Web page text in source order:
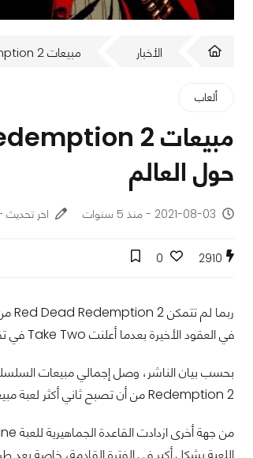
الأخبار مبيعات Red Dead Redemption 2 تجاوزت 38 مليون نسخة حول العالم
ألعاب
حول العالم
2021-08-03 - منذ 5 سنوات اخر تحديث -
2910
0
في العقود الأخيرة بعدما أعلنت Take Two في تقريرها المالي تجاوز حاجز 38 مليون نسخة مباعة من لعبة الغرب الامريكي.
Redemption 2 من أن تصبح ثاني أكثر لعبة مبيعًا في السنوات الثلاثة الأخيرة داخل الولايات المتحدة الأمريكية من حيث المبيعات الدولارية.